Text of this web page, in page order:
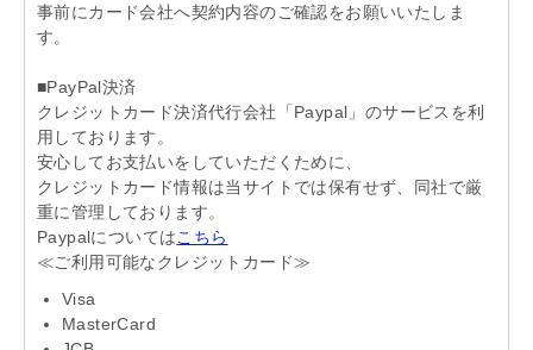
事前にカード会社へ契約内容のご確認をお願いいたしま
す。
■PayPal決済
クレジットカード決済代行会社「Paypal」のサービスを利
用しております。
安心してお支払いをしていただくために、
クレジットカード情報は当サイトでは保有せず、同社で厳
重に管理しております。
Paypalについてはこちら
≪ご利用可能なクレジットカード≫
Visa
MasterCard